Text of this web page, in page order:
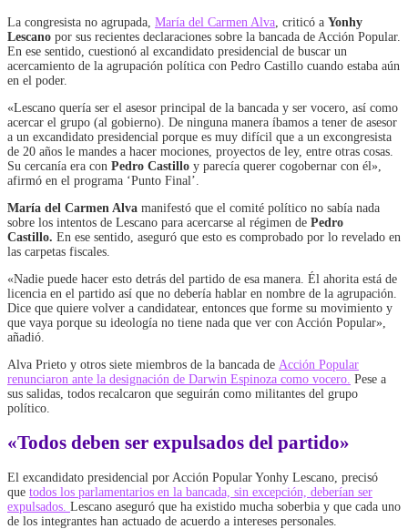
La congresista no agrupada, María del Carmen Alva , criticó a Yonhy
Lescano por sus recientes declaraciones sobre la bancada de Acción Popular.
En ese sentido, cuestionó al excandidato presidencial de buscar un
acercamiento de la agrupación política con Pedro Castillo cuando estaba aún
en el poder.
«Lescano quería ser el asesor principal de la bancada y ser vocero, así como
acercar el grupo (al gobierno). De ninguna manera íbamos a tener de asesor
a un excandidato presidencial porque es muy difícil que a un excongresista
de 20 años le mandes a hacer mociones, proyectos de ley, entre otras cosas.
Su cercanía era con Pedro Castillo y parecía querer cogobernar con él»,
afirmó en el programa ‘Punto Final’.
María del Carmen Alva manifestó que el comité político no sabía nada
sobre los intentos de Lescano para acercarse al régimen de Pedro
Castillo. En ese sentido, aseguró que esto es comprobado por lo revelado en
las carpetas fiscales.
«Nadie puede hacer esto detrás del partido de esa manera. Él ahorita está de
licencia en el partido así que no debería hablar en nombre de la agrupación.
Dice que quiere volver a candidatear, entonces que forme su movimiento y
que vaya porque su ideología no tiene nada que ver con Acción Popular»,
añadió.
Alva Prieto y otros siete miembros de la bancada de Acción Popular
renunciaron ante la designación de Darwin Espinoza como vocero. Pese a
sus salidas, todos recalcaron que seguirán como militantes del grupo
político.
«Todos deben ser expulsados del partido»
El excandidato presidencial por Acción Popular Yonhy Lescano, precisó
que todos los parlamentarios en la bancada, sin excepción, deberían ser
expulsados. Lescano aseguró que ha existido mucha soberbia y que cada uno
de los integrantes han actuado de acuerdo a intereses personales.